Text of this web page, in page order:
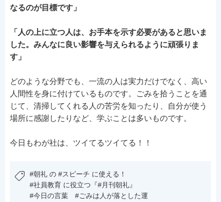
なるのが目標です 」
「人の上に立つ人は、お手本を示す必要があると思いま
した。みんなに良い影響を与えられるように頑張りま
す 」
どのような分野でも、一流の人は実力だけでなく、高い
人間性を身に付けているものです。ごみを拾うことを通
じて、清掃してくれる人の苦労を知ったり、自分が使う
場所に感謝したりなど、学ぶことは多いものです。
今日もわが社は、ツイてるツイてる！！
#朝礼 の #スピーチ に使える！
#社員教育 に役立つ『#月刊朝礼』
#今日の言葉 #ごみは人が落とした運